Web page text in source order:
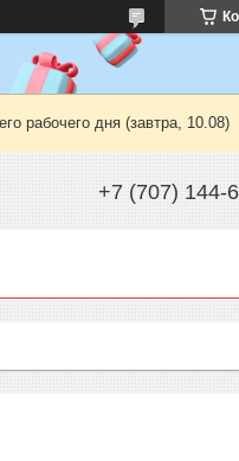
рабочего дня (завтра, 10.08)
+7 (707) 144-